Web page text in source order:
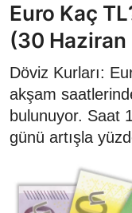
Euro Kaç
(30
Döviz Kurları:
akşam
bulunuyor. Saat
günü artışla